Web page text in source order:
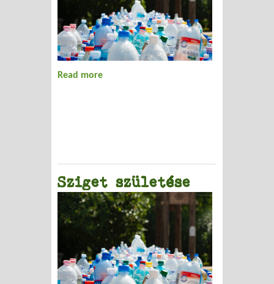
Read more
Sziget születése